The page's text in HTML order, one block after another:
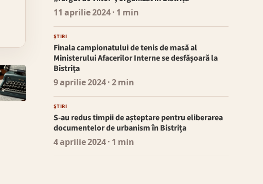
11 aprilie 2024· 1 min
ȘTIRI
Finala campionatului de tenis de masă al
Ministerului Afacerilor Interne se desfășoară la
Bistrița
9 aprilie 2024· 2 min
ȘTIRI
S-au redus timpii de așteptare pentru eliberarea
documentelor de urbanism în Bistrița
4 aprilie 2024· 1 min